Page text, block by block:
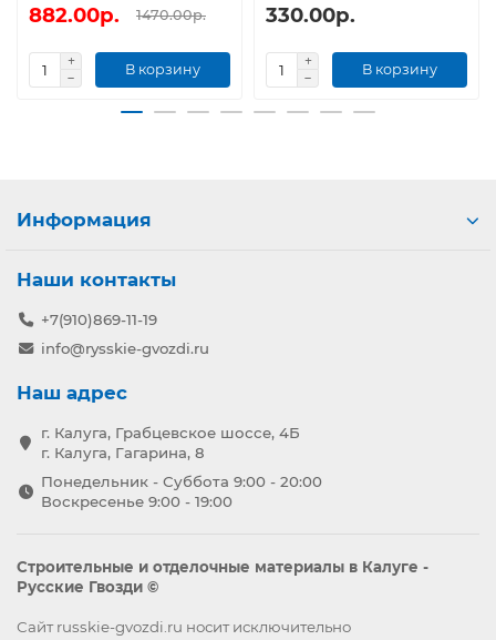
882.00р. 1470.00р.
В корзину
330.00р.
В корзину
Информация
Наши контакты
+7(910)869-11-19
info@rysskie-gvozdi.ru
Наш адрес
г. Калуга, Грабцевское шоссе, 4Б
г. Калуга, Гагарина, 8
Понедельник - Суббота 9:00 - 20:00
Воскресенье 9:00 - 19:00
Строительные и отделочные материалы в Калуге -
Русские Гвозди ©
Сайт russkie-gvozdi.ru носит исключительно